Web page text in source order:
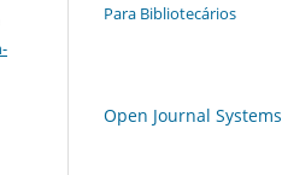
Para Bibliotecários
Open Journal Systems